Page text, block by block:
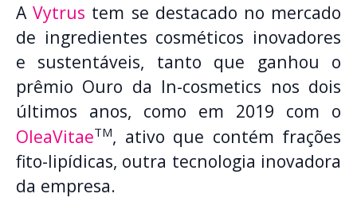
AVytrus tem se destacado no mercado
de ingredientes cosméticos inovadores
e sustentáveis, tanto que ganhou o
prêmio Ouro da In-cosmetics nos dois
últimos anos, como em 2019 com o
OleaVitaeTM, ativo que contém frações
fito-lipídicas, outra tecnologia inovadora
da empresa.